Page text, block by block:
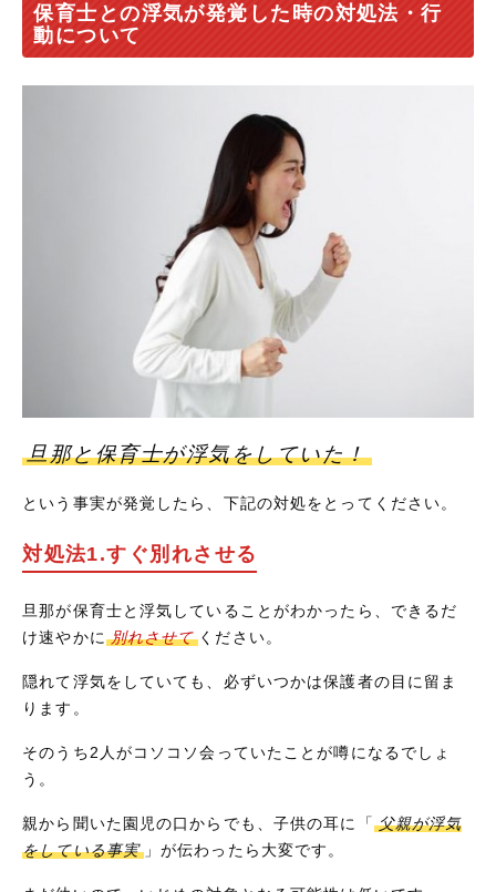
保育士との浮気が発覚した時の対処法・行
動について
旦那と保育士が浮気をしていた！
という事実が発覚したら、下記の対処をとってください。
対処法1.すぐ別れさせる
旦那が保育士と浮気していることがわかったら、できるだ
け速やかに 別れさせて ください。
隠れて浮気をしていても、必ずいつかは保護者の目に留ま
ります。
そのうち2人がコソコソ会っていたことが噂になるでしょ
う。
親から聞いた園児の口からでも、子供の耳に「 父親が浮気
をしている事実 」が伝わったら大変です。